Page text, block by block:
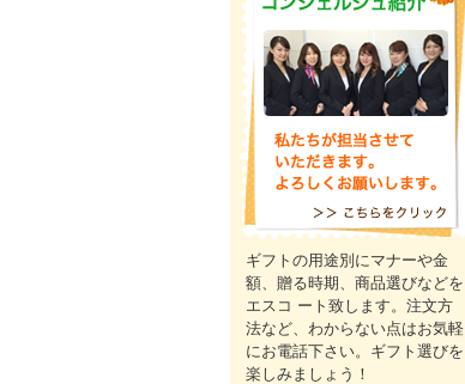
ギフトの用途別にマナーや金
額、贈る時期、商品選びなどを
エスコ ート致します。注文方
法など、わからない点はお気軽
にお電話下さい。ギフト選びを
楽しみましょう！